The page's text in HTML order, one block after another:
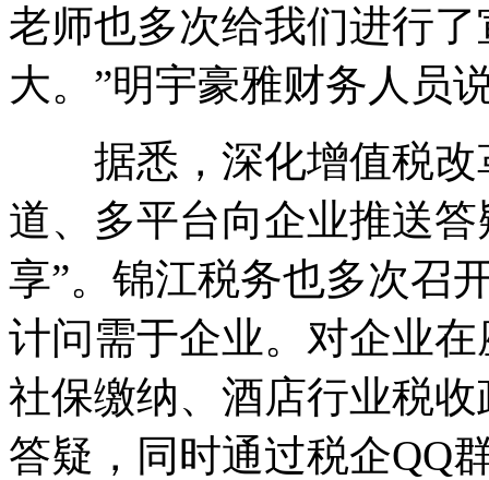
老师也多次给我们进行
大。”明宇豪雅财务人员
据悉，深化增值税改
道、多平台向企业推送
享”。锦江税务也多次召
计问需于企业。对企业
社保缴纳、酒店行业税
答疑，同时通过税企QQ